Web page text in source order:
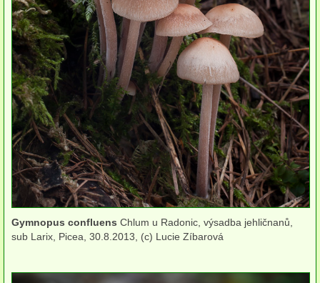
fungikolní
šišky, plody, květy
koprofilní
lichenizované
muscikolni
herbikolní-dvouděložné
herbikolní-jednoděložné
herbikolní-kapraďorosty
Gymnopus confluens Chlum u Radonic, výsadba jehličnanů,
sub Larix, Picea, 30.8.2013, (c) Lucie Zíbarová